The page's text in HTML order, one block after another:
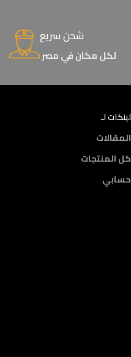
شحن سريع
لكل مكان في مصر
لينكات لـ
المقالات
كل المنتجات
حسابي